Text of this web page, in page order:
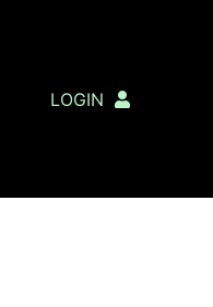
LOGIN